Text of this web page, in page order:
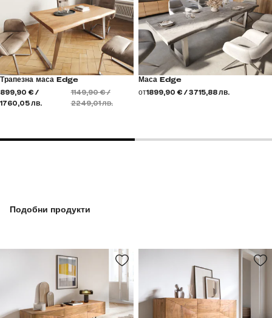
Подобни продукти
Трапезна маса Edge
899,90 € /
1760,05 лв.
1149,90 € /
2249,01 лв.
Маса Edge
от1899,90 € / 3715,88 лв.